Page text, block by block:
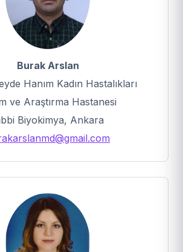
Burak Arslan
Hanım Kadın Hastalıkları
ve Araştırma Hastanesi
Biyokimya, Ankara